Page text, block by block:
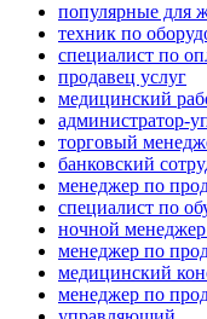
популярные для
техник по
специалист по
продавец услуг
медицинский
администратор-
торговый
банковский
менеджер по
специалист по
ночной
менеджер по
медицинский
менеджер по